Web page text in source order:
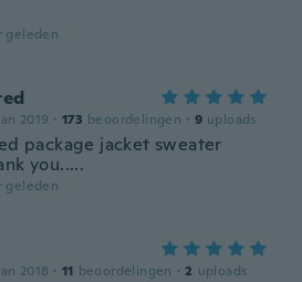
geleden
2019 · 173 beoordelingen · 9 uploads
package jacket sweater
you.....
geleden
2018 · 11 beoordelingen · 2 uploads